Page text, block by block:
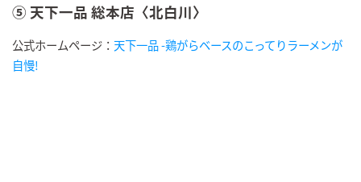
⑤ 天下一品 総本店〈北白川〉
公式ホームページ： 天下一品 -鶏がらベースのこってりラーメンが
自慢!